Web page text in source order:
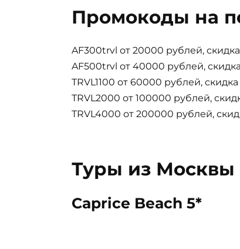
Промокоды на
AF300trvl от 20000 рублей,
AF500trvl от 40000 рублей,
TRVL1100 от 60000 рублей,
TRVL2000 от 100000 рублей,
TRVL4000 от 200000 рублей,
Туры из Москвы
Caprice Beach 5*